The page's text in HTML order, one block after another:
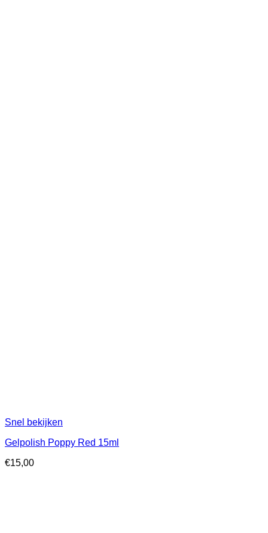
Snel bekijken
Gelpolish Poppy Red 15ml
€15,00